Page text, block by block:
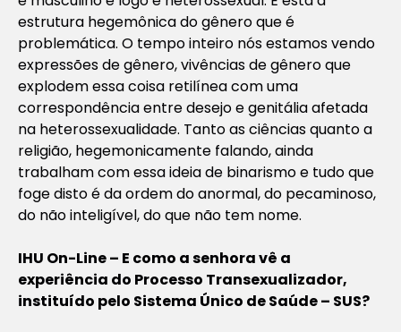
estrutura hegemônica do gênero que é
problemática. O tempo inteiro nós estamos vendo
expressões de gênero, vivências de gênero que
explodem essa coisa retilínea com uma
correspondência entre desejo e genitália afetada
na heterossexualidade. Tanto as ciências quanto a
religião, hegemonicamente falando, ainda
trabalham com essa ideia de binarismo e tudo que
foge disto é da ordem do anormal, do pecaminoso,
do não inteligível, do que não tem nome.
IHU On-Line – E como a senhora vê a
experiência do Processo Transexualizador,
instituído pelo Sistema Único de Saúde – SUS?